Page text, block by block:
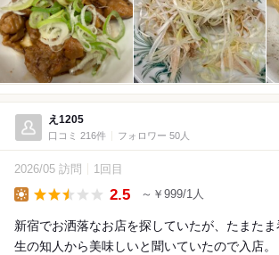
え1205
口コミ 216件 フォロワー 50人
2026/05 訪問 1回目
2.5 ～￥999/1人
新宿でお洒落なお店を探していたが、たまた
生の知人から美味しいと聞いていたので入店。